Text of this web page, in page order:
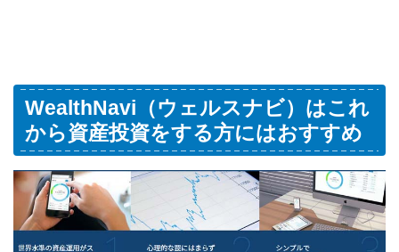
WealthNavi（ウェルスナビ）はこれ
から資産投資をする方にはおすすめ